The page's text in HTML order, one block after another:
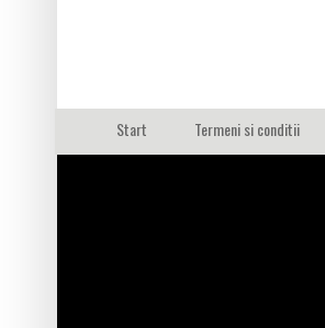
Start Termeni si conditii